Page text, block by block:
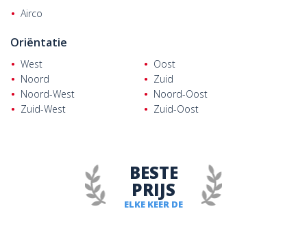
Airco
Oriëntatie
West
Oost
Noord
Zuid
Noord-West
Noord-Oost
Zuid-West
Zuid-Oost
ELKE KEER DE
BESTE
PRIJS